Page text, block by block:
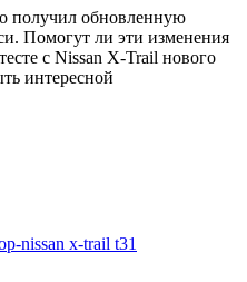
получил обновленную
Помогут ли эти изменения
с Nissan X-Trail нового
интересной
nissan x-trail t31